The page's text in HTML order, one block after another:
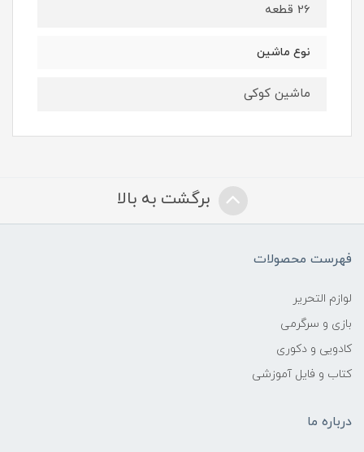
26 قطعه
نوع ماشین
ماشین کوکی
برگشت به بالا
فهرست محصولات
لوازم التحریر
بازی و سرگرمی
کادویی و دکوری
کتاب و فایل آموزشی
درباره ما